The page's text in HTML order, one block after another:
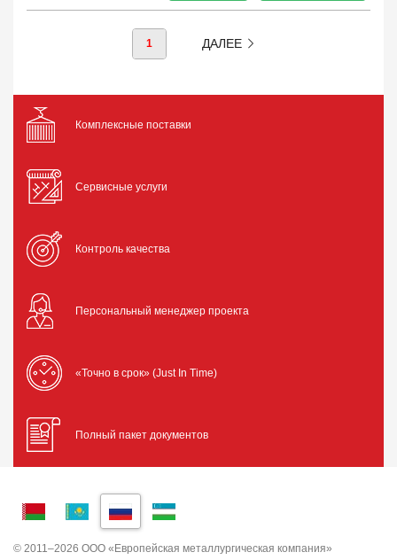
1 ДАЛЕЕ
Комплексные поставки
Сервисные услуги
Контроль качества
Персональный менеджер проекта
«Точно в срок» (Just In Time)
Полный пакет документов
© 2011–2026 ООО «Европейская металлургическая компания»